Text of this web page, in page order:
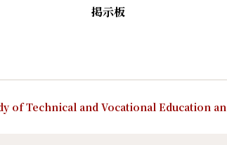
掲示板
of Technical and Vocational Education